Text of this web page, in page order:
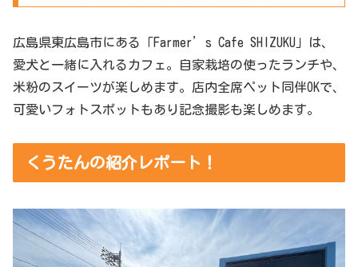
広島県東広島市にある「Farmer’s Cafe SHIZUKU」は、
愛犬と一緒に入れるカフェ。自家栽培の使ったランチや、
米粉のスイーツが楽しめます。店内全席ペット同伴OKで、
可愛いフォトスポットもあり記念撮影も楽しめます。
くうたんの紹介レポート！